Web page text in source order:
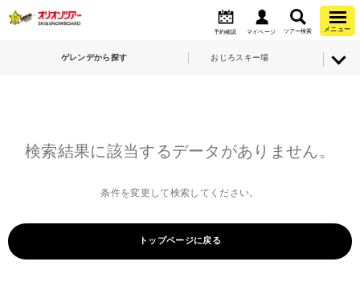
予約確認 マイページ ツアー検索 メニュー
ゲレンデから探す おじろスキー場
検索結果に該当するデータがありません。
条件を変更して検索してください。
トップページに戻る